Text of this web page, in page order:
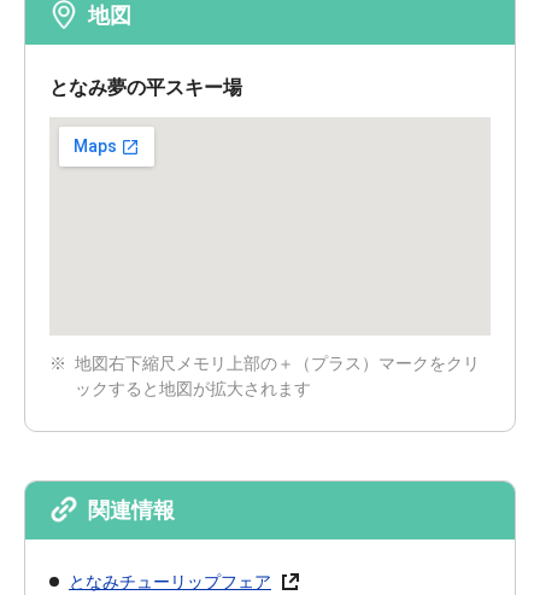
地図
となみ夢の平スキー場
地図右下縮尺メモリ上部の＋（プラス）マークをクリ
ックすると地図が拡大されます
関連情報
となみチューリップフェア